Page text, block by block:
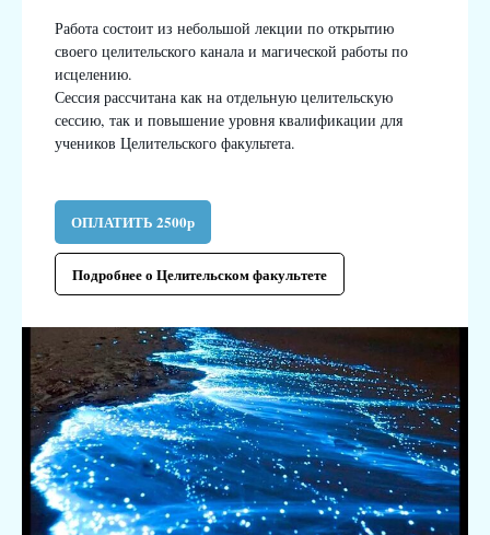
Работа состоит из небольшой лекции по открытию
своего целительского канала и магической работы по
исцелению.
Сессия рассчитана как на отдельную целительскую
сессию, так и повышение уровня квалификации для
учеников Целительского факультета.
ОПЛАТИТЬ 2500р
Подробнее о Целительском факультете